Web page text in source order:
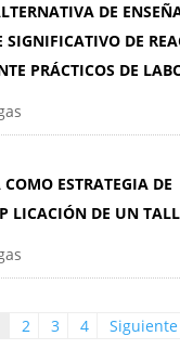
DE
SIGNIFICATIVO DE
PRÁCTICOS DE
ESTRATEGIA DE
LICACIÓN DE UN
2 3 4 Siguiente